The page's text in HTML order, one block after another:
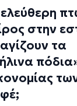
στην
τα